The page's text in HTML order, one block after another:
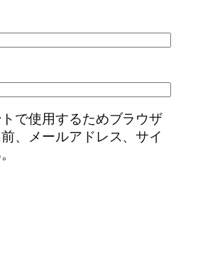
で使用するためブラウザ
、メールアドレス、サイ